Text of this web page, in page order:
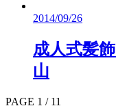
2014/09/26
成人式髪
山
PAGE 1 / 11